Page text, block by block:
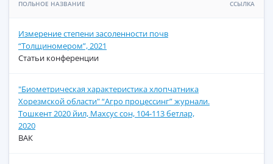
ПОЛЬНОЕ НАЗВАНИЕ ССЫЛКА
Измерение степени засоленности почв
“Толщиномером”, 2021
Статьи конференции
"Биометрическая характеристика хлопчатника
Хорезмской области" “Агро процессинг” журнали.
Тошкент 2020 йил, Махсус сон, 104-113 бетлар,
2020
ВАК